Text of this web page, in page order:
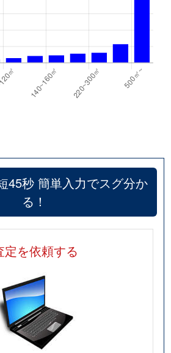
45秒 簡単入力でスグ分か
る！
定を依頼する